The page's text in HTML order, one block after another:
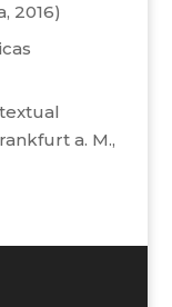
2016)
a. M.,